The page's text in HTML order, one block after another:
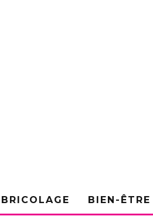
BRICOLAGE BIEN-ÊTRE